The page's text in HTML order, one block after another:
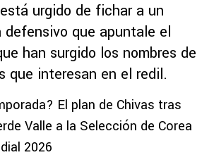
urgido de fichar a un
defensivo que apuntale el
han surgido los nombres de
que interesan en el redil.
El plan de Chivas tras
Valle a la Selección de Corea
2026